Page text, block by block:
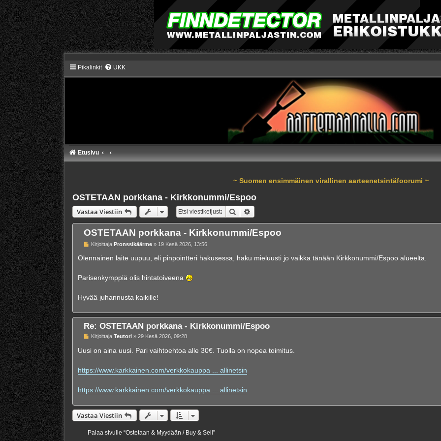
Pikalinkit UKK
Etusivu
~ Suomen ensimmäinen virallinen aarteenetsintäfoorumi ~
OSTETAAN porkkana - Kirkkonummi/Espoo
Vastaa Viestiin Etsi
OSTETAAN porkkana - Kirkkonummi/Espoo
V
e
i
KirjoittajaPronssikäärme » 19 Kesä 2026, 13:56
Olennainen laite uupuu, eli pinpointteri hakusessa, haku mieluusti jo vaikka tänään Kirkkonummi/Espoo alueelta.
Parisenkymppiä olis hintatoiveena
Hyvää juhannusta kaikille!
Re: OSTETAAN porkkana - Kirkkonummi/Espoo
V
e
KirjoittajaTeutori »29 Kesä 2026, 09:28
Uusi on aina uusi. Pari vaihtoehtoa alle 30€. Tuolla on nopea toimitus.
https://www.karkkainen.com/verkkokauppa ... allinetsin
https://www.karkkainen.com/verkkokauppa ... allinetsin
Vastaa Viestiin
Palaa sivulle “Ostetaan & Myydään / Buy & Sell”